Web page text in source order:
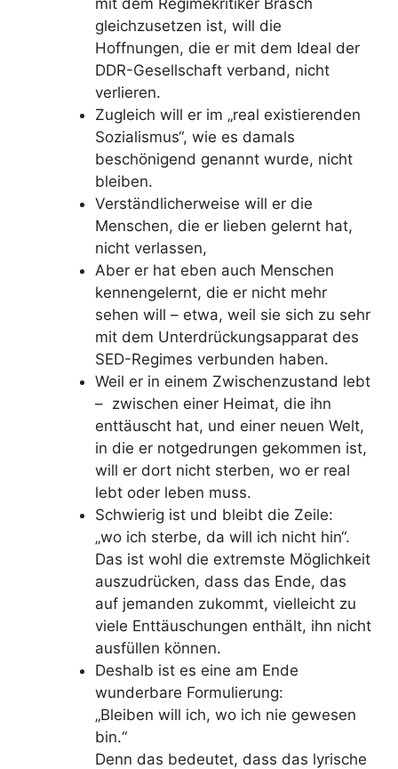
gleichzusetzen ist, will die
Hoffnungen, die er mit dem Ideal der
DDR-Gesellschaft verband, nicht
verlieren.
Zugleich will er im „real existierenden
Sozialismus“, wie es damals
beschönigend genannt wurde, nicht
bleiben.
Verständlicherweise will er die
Menschen, die er lieben gelernt hat,
nicht verlassen,
Aber er hat eben auch Menschen
kennengelernt, die er nicht mehr
sehen will – etwa, weil sie sich zu sehr
mit dem Unterdrückungsapparat des
SED-Regimes verbunden haben.
Weil er in einem Zwischenzustand lebt
– zwischen einer Heimat, die ihn
enttäuscht hat, und einer neuen Welt,
in die er notgedrungen gekommen ist,
will er dort nicht sterben, wo er real
lebt oder leben muss.
Schwierig ist und bleibt die Zeile:
„wo ich sterbe, da will ich nicht hin“.
Das ist wohl die extremste Möglichkeit
auszudrücken, dass das Ende, das
auf jemanden zukommt, vielleicht zu
viele Enttäuschungen enthält, ihn nicht
ausfüllen können.
Deshalb ist es eine am Ende
wunderbare Formulierung:
„Bleiben will ich, wo ich nie gewesen
bin.“
Denn das bedeutet, dass das lyrische